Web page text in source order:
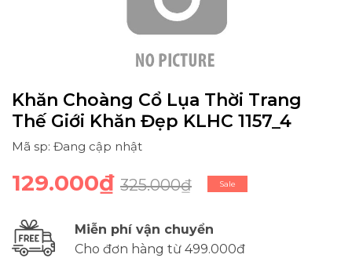
Khăn Choàng Cổ Lụa Thời Trang
Thế Giới Khăn Đẹp KLHC 1157_4
Mã sp: Đang cập nhật
129.000₫ 325.000₫ Sale
Miễn phí vận chuyển
Cho đơn hàng từ 499.000đ